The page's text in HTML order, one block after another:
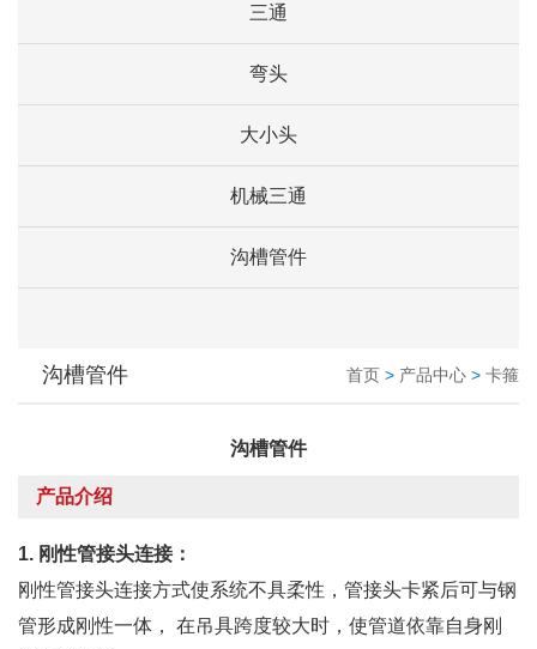
三通
弯头
大小头
机械三通
沟槽管件
首页 > 产品中心 > 卡箍
沟槽管件
沟槽管件
产品介绍
1. 刚性管接头连接：
刚性管接头连接方式使系统不具柔性，管接头卡紧后可与钢
管形成刚性一体， 在吊具跨度较大时，使管道依靠自身刚